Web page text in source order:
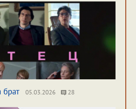
брат 05.03.2026 28